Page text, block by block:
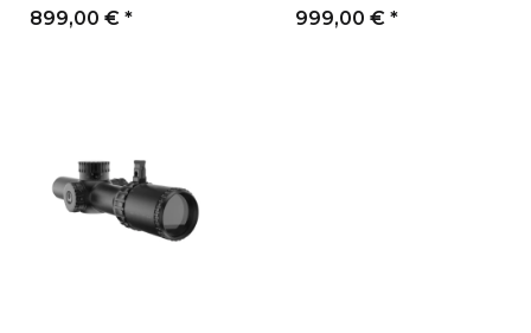
899,00 € * 999,00 € *